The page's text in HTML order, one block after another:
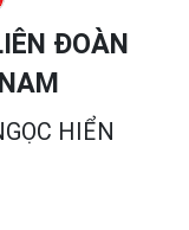
ĐOÀN
HIỂN